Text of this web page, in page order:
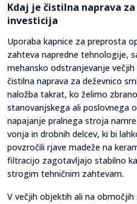
Kdaj je čistilna naprava
investicija
Uporaba kapnice za preprosta
zahteva napredne tehnologije,
mehansko odstranjevanje
čistilna naprava za deževnico
naložba takrat, ko želimo
stanovanjskega ali poslovnega
napajanje pralnega stroja
vonja in drobnih delcev, ki bi
povzročili rjave madeže na
filtracijo zagotavljajo stabilno
strogim tehničnim zahtevam.
V večjih objektih ali na